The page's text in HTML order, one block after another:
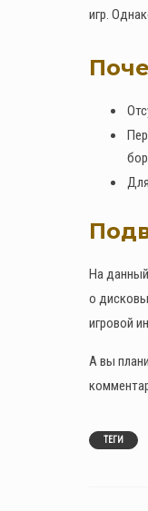
игр.
На
о
игровой
А вы
ТЕГИ